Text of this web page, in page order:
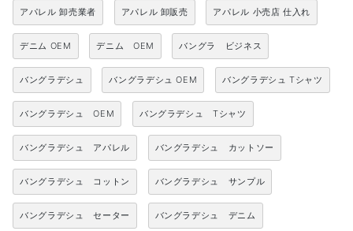
アパレル 卸売業者 アパレル 卸販売 アパレル 小売店 仕入れ
デニム OEM デニム OEM バングラ ビジネス
バングラデシュ バングラデシュ OEM バングラデシュ Tシャツ
バングラデシュ OEM バングラデシュ Tシャツ
バングラデシュ アパレル バングラデシュ カットソー
バングラデシュ コットン バングラデシュ サンプル
バングラデシュ セーター バングラデシュ デニム